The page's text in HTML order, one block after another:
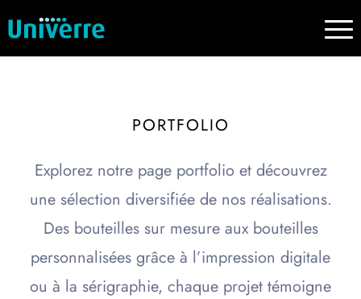
PORTFOLIO
Explorez notre page portfolio et découvrez
une sélection diversifiée de nos réalisations.
Des bouteilles sur mesure aux bouteilles
personnalisées grâce à l’impression digitale
ou à la sérigraphie, chaque projet témoigne